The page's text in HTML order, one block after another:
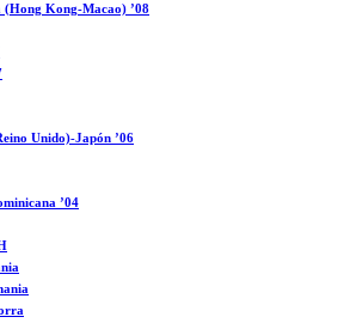
(Hong Kong-Macao) ’08
Unido)-Japón ’06
’04